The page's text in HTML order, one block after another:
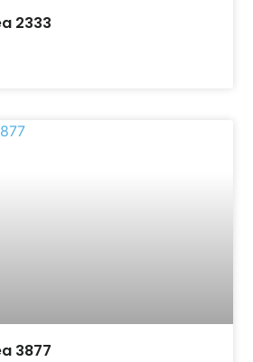
2333
3877